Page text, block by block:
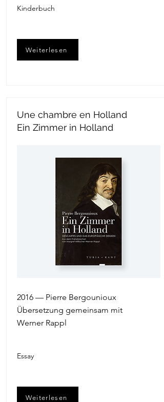
Kinderbuch
Weiterlesen
Une chambre en Holland
Ein Zimmer in Holland
2016 — Pierre Bergounioux
Übersetzung gemeinsam mit
Werner Rappl
Essay
Weiterlesen